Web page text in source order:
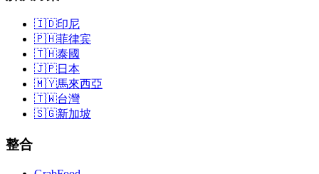
🇮🇩印尼
🇵🇭菲律宾
🇹🇭泰國
🇯🇵日本
🇲🇾馬來西亞
🇹🇼台灣
🇸🇬新加坡
整合